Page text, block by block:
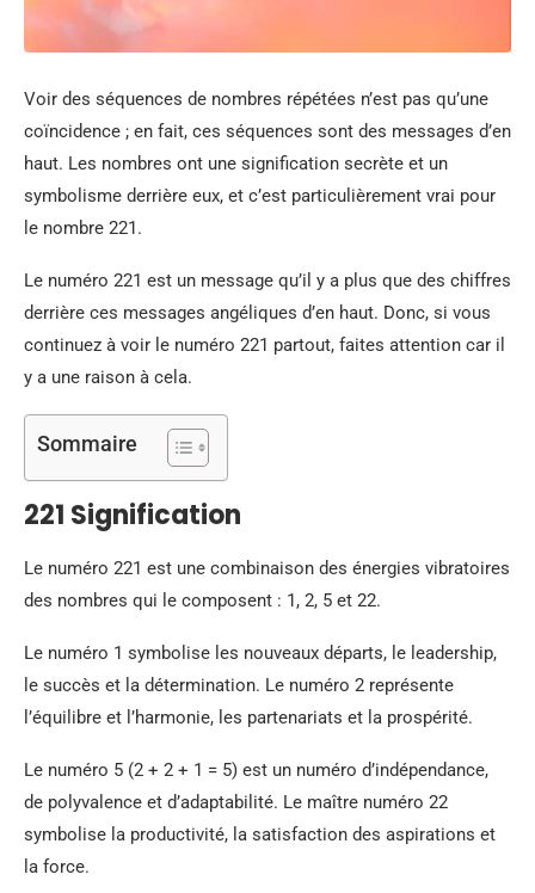
Voir des séquences de nombres répétées n’est pas qu’une
coïncidence ; en fait, ces séquences sont des messages d’en
haut. Les nombres ont une signification secrète et un
symbolisme derrière eux, et c’est particulièrement vrai pour
le nombre 221.
Le numéro 221 est un message qu’il y a plus que des chiffres
derrière ces messages angéliques d’en haut. Donc, si vous
continuez à voir le numéro 221 partout, faites attention car il
y a une raison à cela.
Sommaire
221 Signification
Le numéro 221 est une combinaison des énergies vibratoires
des nombres qui le composent : 1, 2, 5 et 22.
Le numéro 1 symbolise les nouveaux départs, le leadership,
le succès et la détermination. Le numéro 2 représente
l’équilibre et l’harmonie, les partenariats et la prospérité.
Le numéro 5 (2 + 2 + 1 = 5) est un numéro d’indépendance,
de polyvalence et d’adaptabilité. Le maître numéro 22
symbolise la productivité, la satisfaction des aspirations et
la force.